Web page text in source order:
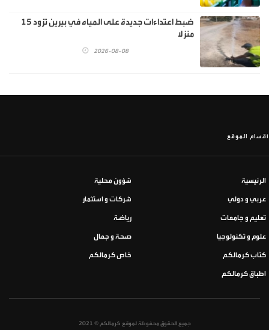
ضبط اعتداءات جديدة على المياه في بيرين تزود 15
منزلا
2026-08-08
أقسام الموقع
الرئيسية شؤون محلية
عربي و دولي شركات و استثمار
تعليم و جامعات رياضة
علوم و تكنولوجيا صحة و جمال
كتاب كرمالكم خاص كرمالكم
اطباق كرمالكم
جميع الحقوق محفوظة لموقع كرمالكم © 2021